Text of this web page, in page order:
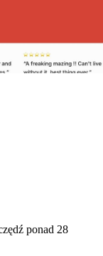
ponad 28